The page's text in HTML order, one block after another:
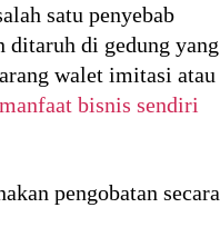
satu penyebab
ditaruh di gedung yang
walet imitasi atau
manfaat bisnis sendiri
pengobatan secara